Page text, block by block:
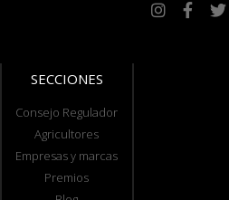
SECCIONES
Consejo Regulador
Agricultores
Empresas y marcas
Premios